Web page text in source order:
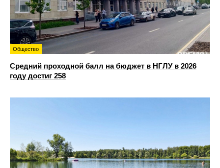
Общество
Средний проходной балл на бюджет в НГЛУ в 2026
году достиг 258